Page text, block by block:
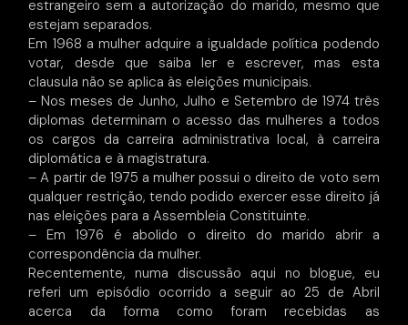
estrangeiro sem a autorização do marido, mesmo que
estejam separados.
Em 1968 a mulher adquire a igualdade política podendo
votar, desde que saiba ler e escrever, mas esta
clausula não se aplica às eleições municipais.
– Nos meses de Junho, Julho e Setembro de 1974 três
diplomas determinam o acesso das mulheres a todos
os cargos da carreira administrativa local, à carreira
diplomática e à magistratura.
– A partir de 1975 a mulher possui o direito de voto sem
qualquer restrição, tendo podido exercer esse direito já
nas eleições para a Assembleia Constituinte.
– Em 1976 é abolido o direito do marido abrir a
correspondência da mulher.
Recentemente, numa discussão aqui no blogue, eu
referi um episódio ocorrido a seguir ao 25 de Abril
acerca da forma como foram recebidas as